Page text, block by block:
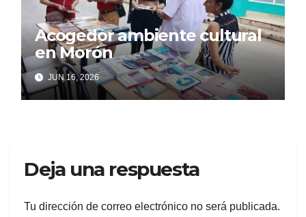
Acogedor ambiente cultural
en Morón
JUN 16, 2026
Deja una respuesta
Tu dirección de correo electrónico no será publicada.